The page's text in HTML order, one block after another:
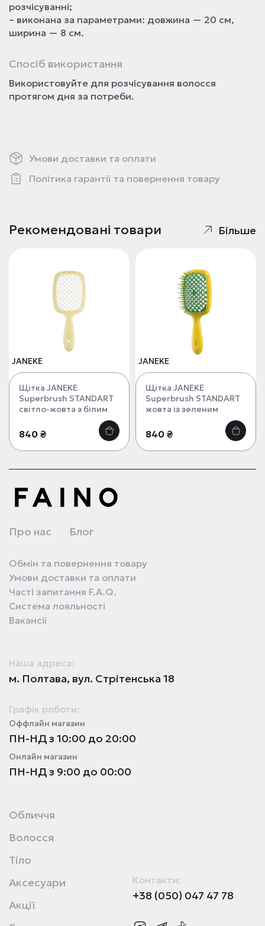
розчісуванні;
– виконана за параметрами: довжина — 20 см,
ширина — 8 см.
Спосіб використання
Використовуйте для розчісування волосся
протягом дня за потреби.
Умови доставки та оплати
Політика гарантії та повернення товару
Рекомендовані товари Більше
JANEKE
Щітка JANEKE
Superbrush STANDART
світло-жовта з білим
840 ₴
JANEKE
Щітка JANEKE
Superbrush STANDART
жовта із зеленим
840 ₴
Про нас Блог
Обмін та повернення товару
Умови доставки та оплати
Часті запитання F.A.Q.
Система лояльності
Вакансії
Наша адреса:
м. Полтава, вул. Стрітенська 18
Графік роботи:
Оффлайн магазин
ПН-НД з 10:00 до 20:00
Онлайн магазин
ПН-НД з 9:00 до 00:00
Контакти:
+38 (050) 047 47 78
Обличчя
Волосся
Тіло
Аксесуари
Акції